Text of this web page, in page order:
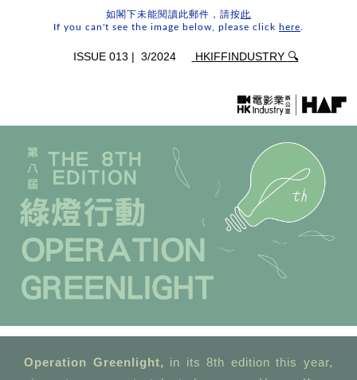
如閣下未能閱讀此郵件，請按此
If you can't see the image below, please click here.
ISSUE 013 | 3/2024 HKIFFINDUSTRY 🔍
Operation Greenlight, in its 8th edition this year,